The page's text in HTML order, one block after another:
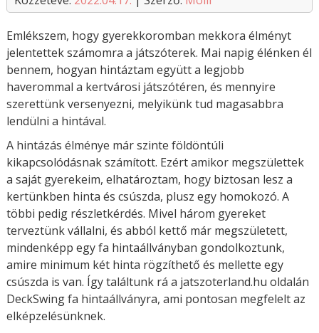
Emlékszem, hogy gyerekkoromban mekkora élményt
jelentettek számomra a játszóterek. Mai napig élénken él
bennem, hogyan hintáztam együtt a legjobb
haverommal a kertvárosi játszótéren, és mennyire
szerettünk versenyezni, melyikünk tud magasabbra
lendülni a hintával.
A hintázás élménye már szinte földöntúli
kikapcsolódásnak számított. Ezért amikor megszülettek
a saját gyerekeim, elhatároztam, hogy biztosan lesz a
kertünkben hinta és csúszda, plusz egy homokozó. A
többi pedig részletkérdés. Mivel három gyereket
terveztünk vállalni, és abból kettő már megszületett,
mindenképp egy fa hintaállványban gondolkoztunk,
amire minimum két hinta rögzíthető és mellette egy
csúszda is van. Így találtunk rá a jatszoterland.hu oldalán
DeckSwing fa hintaállványra, ami pontosan megfelelt az
elképzelésünknek.